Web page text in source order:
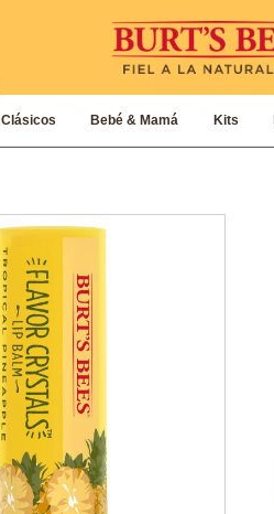
Clásicos Bebé & Mamá Kits